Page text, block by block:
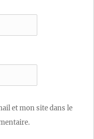
et mon site dans le